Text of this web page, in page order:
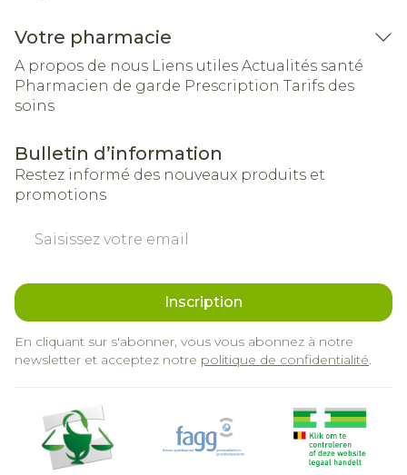
Votre pharmacie
A propos de nous Liens utiles Actualités santé
Pharmacien de garde Prescription Tarifs des
soins
Bulletin d’information
Restez informé des nouveaux produits et
promotions
Inscription
En cliquant sur s'abonner, vous vous abonnez à notre
newsletter et acceptez notre politique de confidentialité.